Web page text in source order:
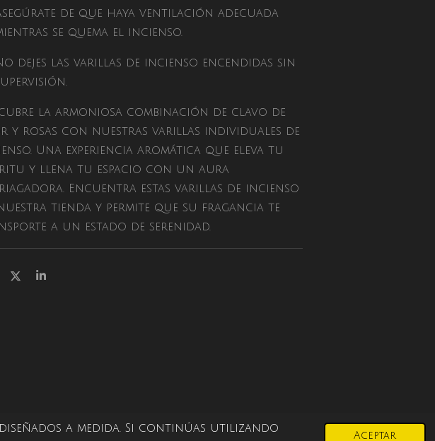
a medida. Si continúas utilizando
Aceptar
de que haya ventilación adecuada
se quema el incienso.
dejes las varillas de incienso encendidas sin
la armoniosa combinación de clavo de
y rosas con nuestras varillas individuales de
Una experiencia aromática que eleva tu
y llena tu espacio con un aura
Encuentra estas varillas de incienso
tienda y permite que su fragancia te
a un estado de serenidad.
C
C